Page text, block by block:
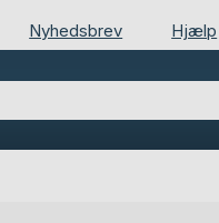
Nyhedsbrev Hjælp